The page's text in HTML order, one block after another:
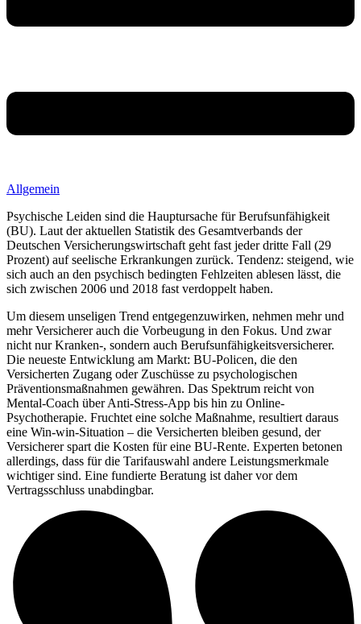
Allgemein
Psychische Leiden sind die Hauptursache für Berufsunfähigkeit
(BU). Laut der aktuellen Statistik des Gesamtverbands der
Deutschen Versicherungswirtschaft geht fast jeder dritte Fall (29
Prozent) auf seelische Erkrankungen zurück. Tendenz: steigend, wie
sich auch an den psychisch bedingten Fehlzeiten ablesen lässt, die
sich zwischen 2006 und 2018 fast verdoppelt haben.
Um diesem unseligen Trend entgegenzuwirken, nehmen mehr und
mehr Versicherer auch die Vorbeugung in den Fokus. Und zwar
nicht nur Kranken-, sondern auch Berufsunfähigkeitsversicherer.
Die neueste Entwicklung am Markt: BU-Policen, die den
Versicherten Zugang oder Zuschüsse zu psychologischen
Präventionsmaßnahmen gewähren. Das Spektrum reicht von
Mental-Coach über Anti-Stress-App bis hin zu Online-
Psychotherapie. Fruchtet eine solche Maßnahme, resultiert daraus
eine Win-win-Situation – die Versicherten bleiben gesund, der
Versicherer spart die Kosten für eine BU-Rente. Experten betonen
allerdings, dass für die Tarifauswahl andere Leistungsmerkmale
wichtiger sind. Eine fundierte Beratung ist daher vor dem
Vertragsschluss unabdingbar.